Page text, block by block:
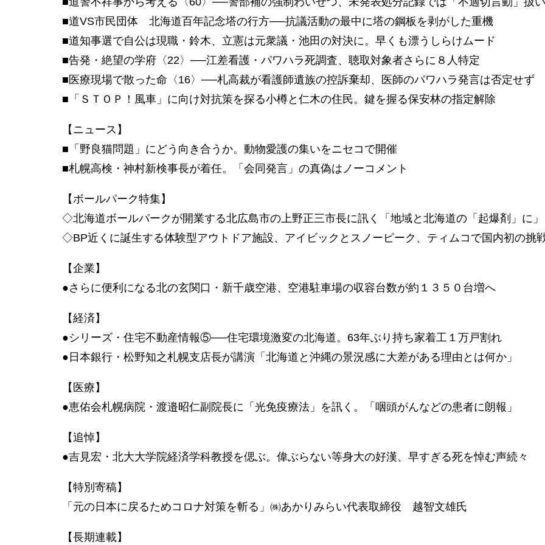
■道VS市民団体 北海道百年記念塔の行方──抗議活動の最中に塔の鋼板を剥がした重機
■道知事選で自公は現職・鈴木、立憲は元衆議・池田の対決に。早くも漂うしらけムード
■告発・絶望の学府〈22〉──江差看護・パワハラ死調査、聴取対象者さらに８人特定
■医療現場で散った命〈16〉──札高裁が看護師遺族の控訴棄却、医師のパワハラ発言は否定せず
■「ＳＴＯＰ！風車」に向け対抗策を探る小樽と仁木の住民。鍵を握る保安林の指定解除
【ニュース】
■「野良猫問題」にどう向き合うか。動物愛護の集いをニセコで開催
■札幌高検・神村新検事長が着任。「会同発言」の真偽はノーコメント
【ボールパーク特集】
◇北海道ボールパークが開業する北広島市の上野正三市長に訊く「地域と北海道の「起爆剤」に」
◇BP近くに誕生する体験型アウトドア施設、アイビックとスノーピーク、ティムコで国内初の挑
【企業】
●さらに便利になる北の玄関口・新千歳空港、空港駐車場の収容台数が約１３５０台増へ
【経済】
●シリーズ・住宅不動産情報⑤──住宅環境激変の北海道。63年ぶり持ち家着工１万戸割れ
●日本銀行・松野知之札幌支店長が講演「北海道と沖縄の景況感に大差がある理由とは何か」
【医療】
●恵佑会札幌病院・渡邉昭仁副院長に「光免疫療法」を訊く。「咽頭がんなどの患者に朗報」
【追悼】
●吉見宏・北大大学院経済学科教授を偲ぶ。偉ぶらない等身大の好漢、早すぎる死を悼む声続々
【特別寄稿】
「元の日本に戻るためコロナ対策を斬る」㈱あかりみらい代表取締役 越智文雄氏
【長期連載】